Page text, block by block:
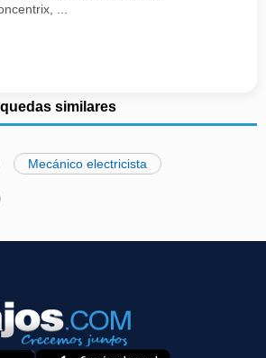
...
similares
Mecánico electricista